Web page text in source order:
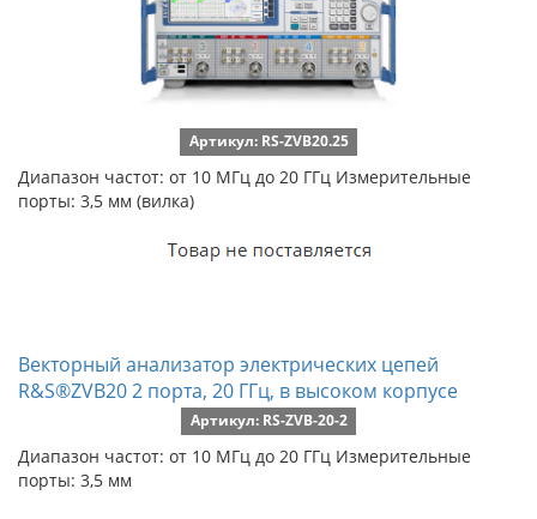
Артикул: RS-ZVB20.25
Диапазон частот: от 10 МГц до 20 ГГц Измерительные
порты: 3,5 мм (вилка)
Векторный анализатор электрических цепей
R&S®ZVB20 2 порта, 20 ГГц, в высоком корпусе
Артикул: RS-ZVB-20-2
Диапазон частот: от 10 МГц до 20 ГГц Измерительные
порты: 3,5 мм